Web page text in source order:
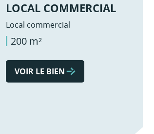
LOCAL COMMERCIAL
Local commercial
200 m²
VOIR LE BIEN